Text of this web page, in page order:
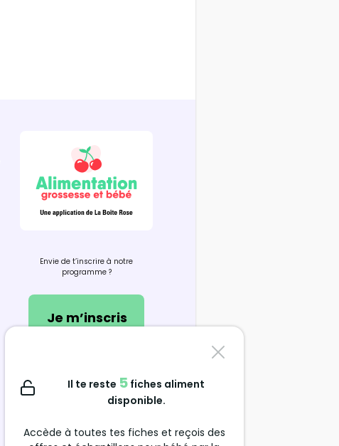
Envie de t’inscrire à notre
programme ?
Je m’inscris
support@alimentation-
Il te reste 5 fiches aliment
disponible.
Accède à toutes tes fiches et reçois des